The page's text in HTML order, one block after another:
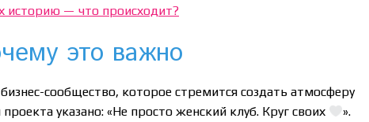
историю — что происходит?
это важно
сообщество, которое стремится создать атмосферу
указано: «Не просто женский клуб. Круг своих
».